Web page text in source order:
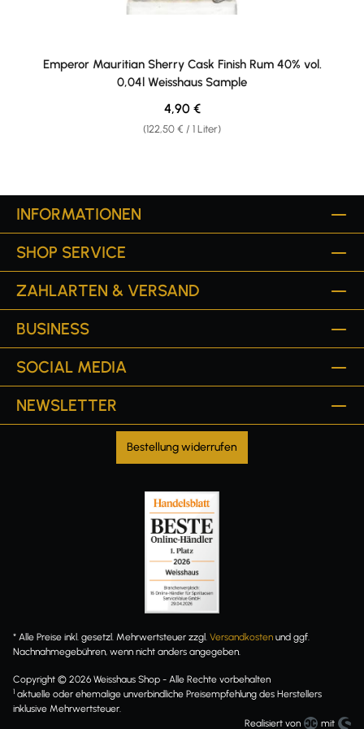
Emperor Mauritian Sherry Cask Finish Rum 40% vol.
0,04l Weisshaus Sample
(122,50 € / 1 Liter)
Regulärer Preis:
4,90 €
INFORMATIONEN
SHOP SERVICE
ZAHLARTEN & VERSAND
BUSINESS
SOCIAL MEDIA
NEWSLETTER
Bestellung widerrufen
* Alle Preise inkl. gesetzl. Mehrwertsteuer zzgl. Versandkosten und ggf.
Nachnahmegebühren, wenn nicht anders angegeben.
Copyright © 2026 Weisshaus Shop - Alle Rechte vorbehalten
1 aktuelle oder ehemalige unverbindliche Preisempfehlung des Herstellers
inklusive Mehrwertsteuer.
Realisiert von
mit